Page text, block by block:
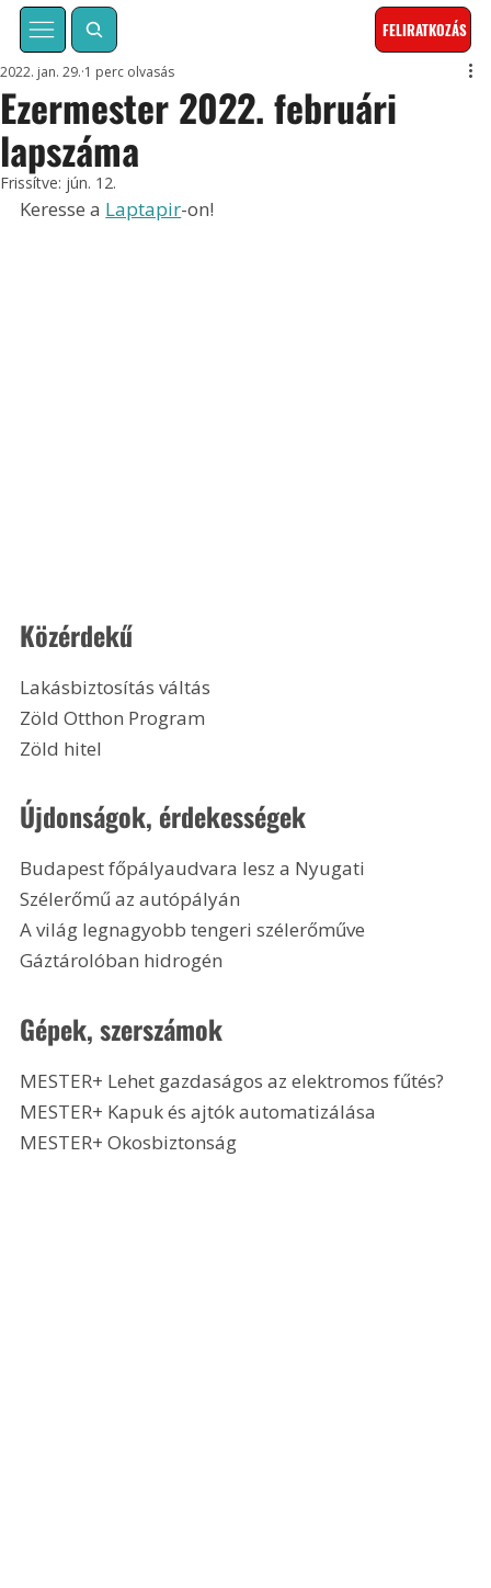
FELIRATKOZÁS
Ezermester 2022. februári
lapszáma
2022. jan. 29. 1 perc olvasás
Frissítve: jún. 12.
Keresse a Laptapir-on!
Közérdekű
Lakásbiztosítás váltás
Zöld Otthon Program
Zöld hitel
Újdonságok, érdekességek
Budapest főpályaudvara lesz a Nyugati
Szélerőmű az autópályán
A világ legnagyobb tengeri szélerőműve
Gáztárolóban hidrogén
Gépek, szerszámok
MESTER+ Lehet gazdaságos az elektromos fűtés?
MESTER+ Kapuk és ajtók automatizálása
MESTER+ Okosbiztonság